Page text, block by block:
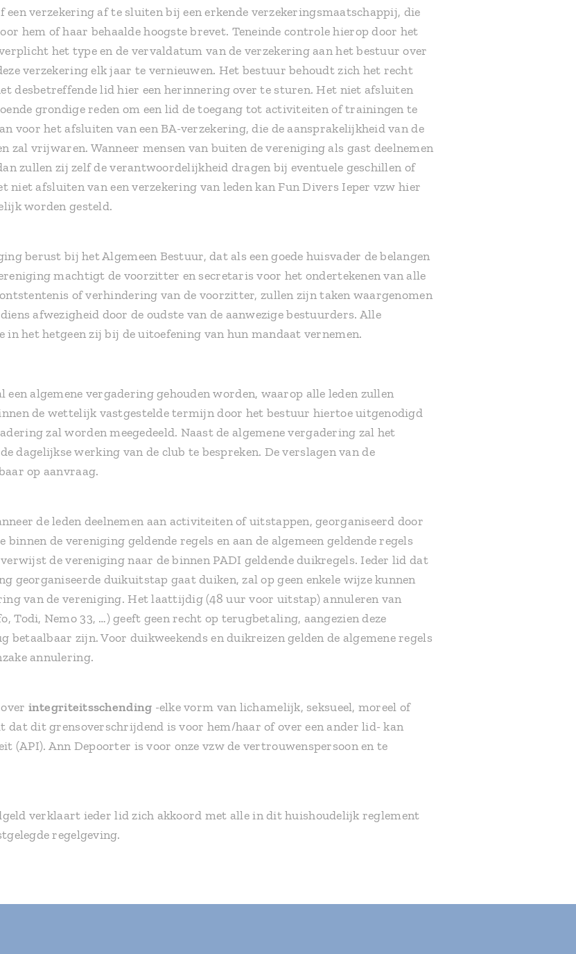
verzekering af te sluiten bij een erkende verzekeringsmaatschappij, die
hem of haar behaalde hoogste brevet. Teneinde controle hierop door het
het type en de vervaldatum van de verzekering aan het bestuur over
verzekering elk jaar te vernieuwen. Het bestuur behoudt zich het recht
desbetreffende lid hier een herinnering over te sturen. Het niet afsluiten
grondige reden om een lid de toegang tot activiteiten of trainingen te
voor het afsluiten van een BA-verzekering, die de aansprakelijkheid van de
zal vrijwaren. Wanneer mensen van buiten de vereniging als gast deelnemen
zullen zij zelf de verantwoordelijkheid dragen bij eventuele geschillen of
niet afsluiten van een verzekering van leden kan Fun Divers Ieper vzw hier
worden gesteld.
berust bij het Algemeen Bestuur, dat als een goede huisvader de belangen
machtigt de voorzitter en secretaris voor het ondertekenen van alle
of verhindering van de voorzitter, zullen zijn taken waargenomen
afwezigheid door de oudste van de aanwezige bestuurders. Alle
het hetgeen zij bij de uitoefening van hun mandaat vernemen.
een algemene vergadering gehouden worden, waarop alle leden zullen
de wettelijk vastgestelde termijn door het bestuur hiertoe uitgenodigd
zal worden meegedeeld. Naast de algemene vergadering zal het
dagelijkse werking van de club te bespreken. De verslagen van de
op aanvraag.
de leden deelnemen aan activiteiten of uitstappen, georganiseerd door
binnen de vereniging geldende regels en aan de algemeen geldende regels
de vereniging naar de binnen PADI geldende duikregels. Ieder lid dat
georganiseerde duikuitstap gaat duiken, zal op geen enkele wijze kunnen
van de vereniging. Het laattijdig (48 uur voor uitstap) annuleren van
Todi, Nemo 33, …) geeft geen recht op terugbetaling, aangezien deze
betaalbaar zijn. Voor duikweekends en duikreizen gelden de algemene regels
annulering.
integriteitsschending -elke vorm van lichamelijk, seksueel, moreel of
dat dit grensoverschrijdend is voor hem/haar of over een ander lid- kan
(API). Ann Depoorter is voor onze vzw de vertrouwenspersoon en te
verklaart ieder lid zich akkoord met alle in dit huishoudelijk reglement
regelgeving.